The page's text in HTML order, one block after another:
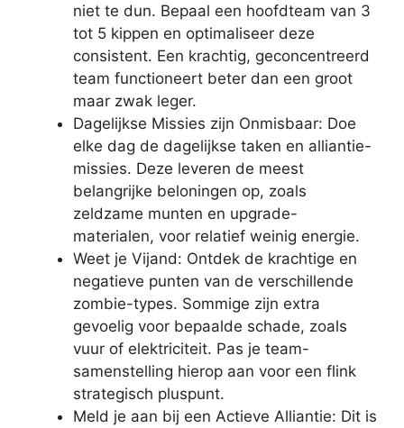
niet te dun. Bepaal een hoofdteam van 3
tot 5 kippen en optimaliseer deze
consistent. Een krachtig, geconcentreerd
team functioneert beter dan een groot
maar zwak leger.
Dagelijkse Missies zijn Onmisbaar: Doe
elke dag de dagelijkse taken en alliantie-
missies. Deze leveren de meest
belangrijke beloningen op, zoals
zeldzame munten en upgrade-
materialen, voor relatief weinig energie.
Weet je Vijand: Ontdek de krachtige en
negatieve punten van de verschillende
zombie-types. Sommige zijn extra
gevoelig voor bepaalde schade, zoals
vuur of elektriciteit. Pas je team-
samenstelling hierop aan voor een flink
strategisch pluspunt.
Meld je aan bij een Actieve Alliantie: Dit is